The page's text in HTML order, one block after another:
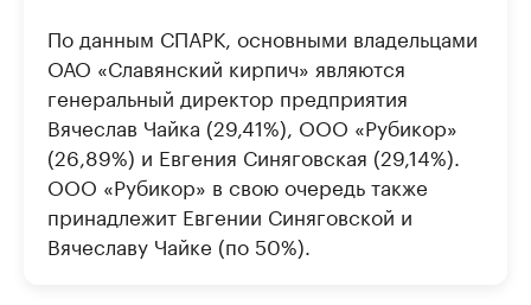
По данным СПАРК, основными владельцами
ОАО «Славянский кирпич» являются
генеральный директор предприятия
Вячеслав Чайка (29,41%), ООО «Рубикор»
(26,89%) и Евгения Синяговская (29,14%).
ООО «Рубикор» в свою очередь также
принадлежит Евгении Синяговской и
Вячеславу Чайке (по 50%).